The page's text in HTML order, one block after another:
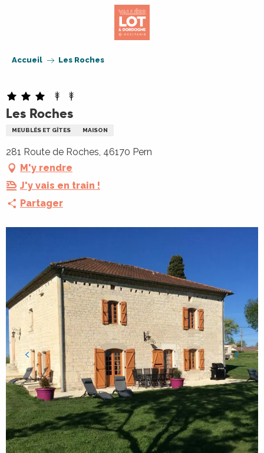
Accueil Les Roches
Les Roches
MEUBLÉS ET GÎTES MAISON
281 Route de Roches, 46170 Pern
M'y rendre
J'y vais en train !
Partager